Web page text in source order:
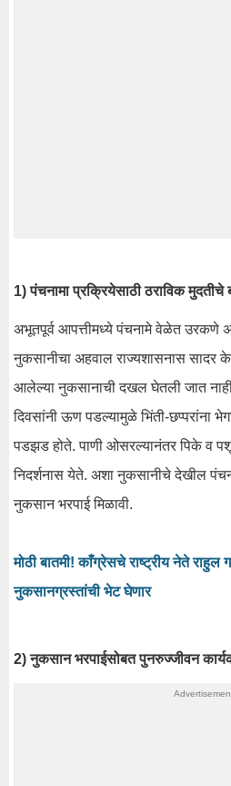
1) पंचनामा प्रक्रियेसाठी ठराविक
अभूतपूर्व आपत्तीमध्ये पंचनामे वेळेत उरकणे
नुकसानीचा अहवाल राज्यशासनास सादर
आलेल्या नुकसानाची दखल घेतली जात
दिवसांनी ऊण पडल्यामुळे भिंती-छप्परांना
पडझड होते. पाणी ओसरल्यानंतर पिके व
निदर्शनास येते. अशा नुकसानीचे देखील
नुकसान भरपाई मिळावी.
मोठी बातमी! काँग्रेसचे राष्ट्रीय नेते राहुल
नुकसानग्रस्तांची भेट घेणार
2) नुकसान भरपाईसोबत पुनरुज्जीवन